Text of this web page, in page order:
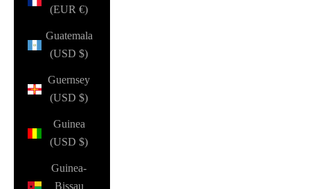
(EUR €)
Guatemala
(USD $)
Guernsey
(USD $)
Guinea
(USD $)
Guinea-
Bissau